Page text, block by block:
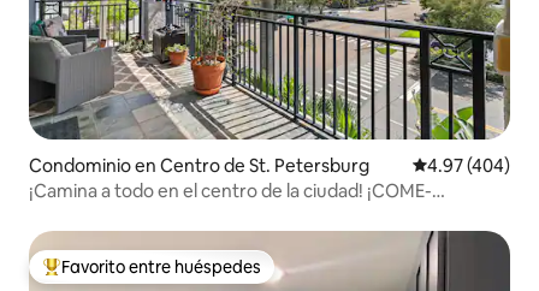
Condominio en Centro de St. Petersburg Calificación
4.97 (404)
¡Camina a todo en el centro de la ciudad! ¡COME-
De los mejores en Favorito entre huéspedes
Favorito entre huéspedes